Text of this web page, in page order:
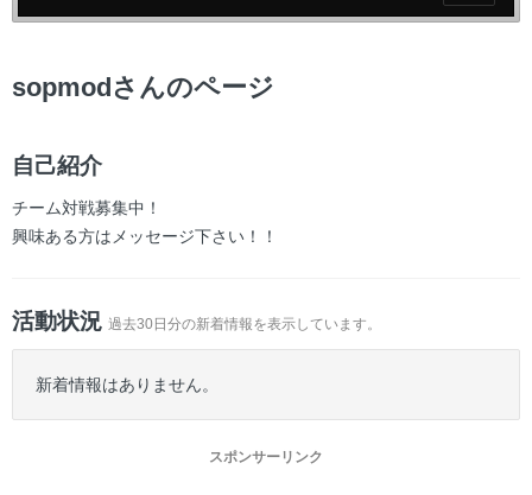
ペ
sopmodさんのページ
自己紹介
チーム対戦募集中！
興味ある方はメッセージ下さい！！
活動状況 過去30日分の新着情報を表示しています。
新着情報はありません。
スポンサーリンク